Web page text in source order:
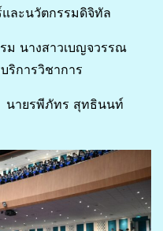
ละนวัตกรรมดิจิทัล
ม นางสาวเบญจวรรณ
ริการวิชาการ
นายรพีภัทร สุทธินนท์